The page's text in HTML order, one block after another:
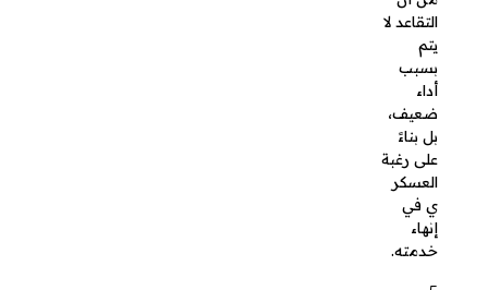
المبكر
من شروط
التقاعد
المبكر أن
يقدم
العسكري
طلبًا
رسميًا
يتضمن